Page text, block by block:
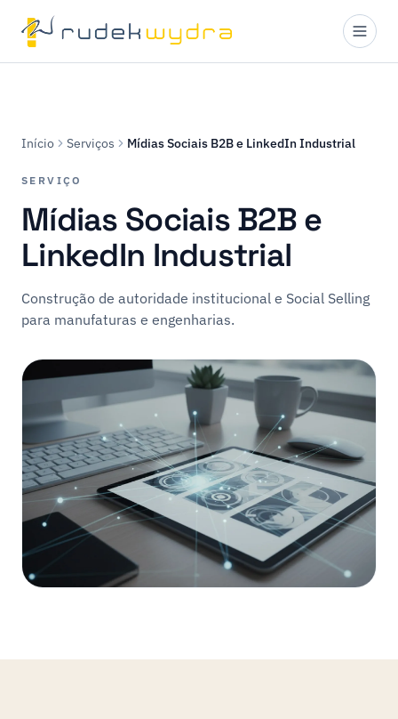
Início Serviços Mídias Sociais B2B e LinkedIn Industrial
SERVIÇO
Mídias Sociais B2B e
LinkedIn Industrial
Construção de autoridade institucional e Social Selling
para manufaturas e engenharias.